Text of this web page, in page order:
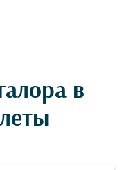
в